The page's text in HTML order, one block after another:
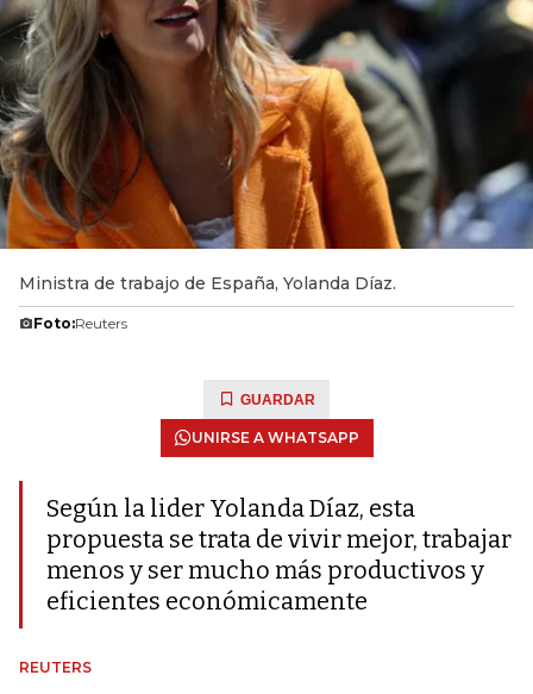
Ministra de trabajo de España, Yolanda Díaz.
Foto:Reuters
GUARDAR
UNIRSE A WHATSAPP
Según la lider Yolanda Díaz, esta
propuesta se trata de vivir mejor, trabajar
menos y ser mucho más productivos y
eficientes económicamente
REUTERS